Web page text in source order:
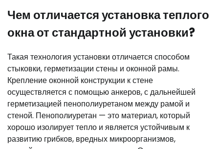
Чем отличается установка теплого
окна от стандартной установки?
Такая технология установки отличается способом
стыковки, герметизации стены и оконной рамы.
Крепление оконной конструкции к стене
осуществляется с помощью анкеров, с дальнейшей
герметизацией пенополиуретаном между рамой и
стеной. Пенополиуретан — это материал, который
хорошо изолирует тепло и является устойчивым к
развитию грибков, вредных микроорганизмов,